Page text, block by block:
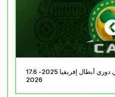
17.6 مليون دولار جوائز مالية في دوري أبطال إفريقيا 2025-
2026